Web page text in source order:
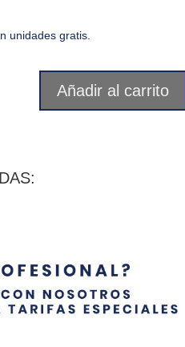
unidades gratis.
Añadir al carrito